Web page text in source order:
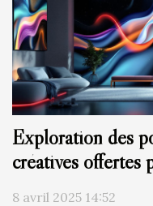
Exploration des
créatives offertes
d'images à base d'IA
8 avril 2025 14:52